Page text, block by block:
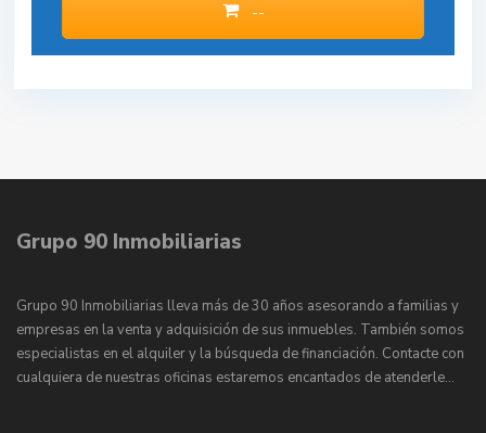
--
Grupo 90 Inmobiliarias
Grupo 90 Inmobiliarias lleva más de 30 años asesorando a familias y
empresas en la venta y adquisición de sus inmuebles. También somos
especialistas en el alquiler y la búsqueda de financiación. Contacte con
cualquiera de nuestras oficinas estaremos encantados de atenderle…